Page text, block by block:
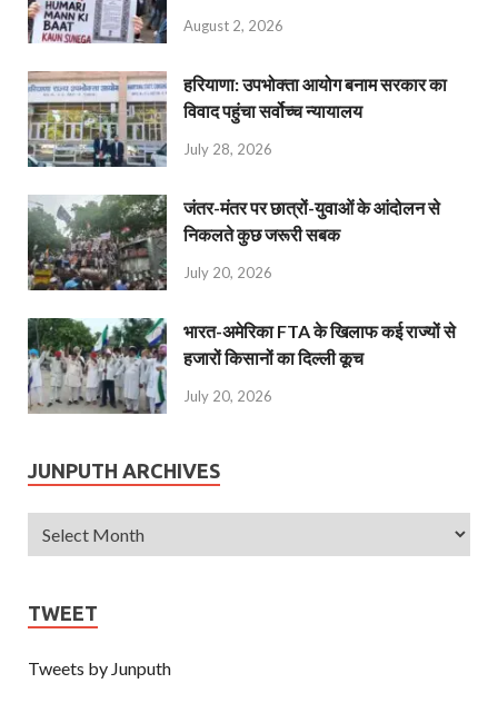
August 2, 2026
हरियाणा: उपभोक्ता आयोग बनाम सरकार का
विवाद पहुंचा सर्वोच्च न्यायालय
July 28, 2026
जंतर-मंतर पर छात्रों-युवाओं के आंदोलन से
निकलते कुछ जरूरी सबक
July 20, 2026
भारत-अमेरिका FTA के खिलाफ कई राज्यों से
हजारों किसानों का दिल्ली कूच
July 20, 2026
JUNPUTH ARCHIVES
TWEET
Tweets by Junputh